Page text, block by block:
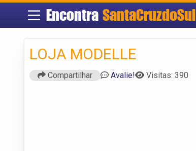
Encontra SantaCruzdoSul
LOJA MODELLE
Compartilhar Avalie! Visitas: 390